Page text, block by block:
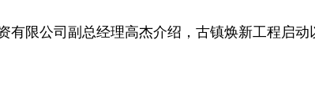
限公司副总经理高杰介绍，古镇焕新工程启动